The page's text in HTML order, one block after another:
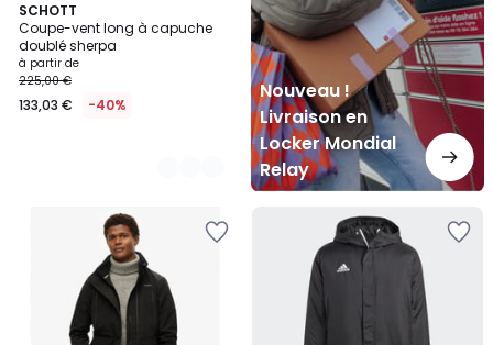
SCHOTT
Coupe-vent long à capuche
doublé sherpa
à partir de
225,00 €
133,03 € -40%
3
Couleurs
Nouveau !
Livraison en
Locker Mondial
Relay